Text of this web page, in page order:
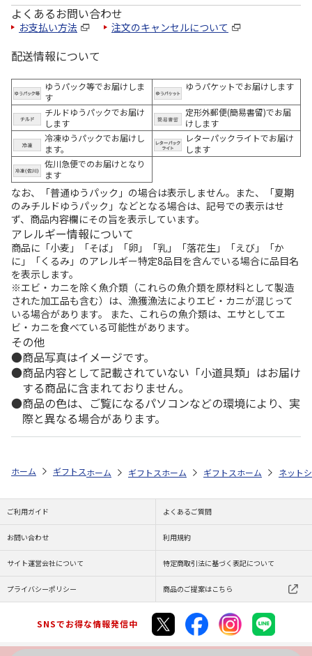
よくあるお問い合わせ
お支払い方法 注文のキャンセルについて
配送情報について
ゆうパック等でお届けしま
す
ゆうパケットでお届けします
チルドゆうパックでお届け
します
定形外郵便(簡易書留)でお届
けします
冷凍ゆうパックでお届けし
ます。
レターパックライトでお届け
します
佐川急便でのお届けとなり
ます
なお、「普通ゆうパック」の場合は表示しません。また、「夏期
のみチルドゆうパック」などとなる場合は、記号での表示はせ
ず、商品内容欄にその旨を表示しています。
アレルギー情報について
商品に「小麦」「そば」「卵」「乳」「落花生」「えび」「か
に」「くるみ」のアレルギー特定8品目を含んでいる場合に品目名
を表示します。
※エビ・カニを除く魚介類（これらの魚介類を原材料として製造
された加工品も含む）は、漁獲漁法によりエビ・カニが混じって
いる場合があります。 また、これらの魚介類は、エサとしてエ
ビ・カニを食べている可能性があります。
その他
商品写真はイメージです。
商品内容として記載されていない「小道具類」はお届け
する商品に含まれておりません。
商品の色は、ご覧になるパソコンなどの環境により、実
際と異なる場合があります。
ホーム ギフトストア お中元・夏ギフト特集 2026 おすすめ ご当地
ホーム ギフトストア お中元・夏ギフト特集 2026
ホーム ギフトストア お中元・
ホーム ネット
ご利用ガイド よくあるご質問
お問い合わせ 利用規約
サイト運営会社について 特定商取引法に基づく表記について
プライバシーポリシー 商品のご提案はこちら
SNSでお得な情報発信中